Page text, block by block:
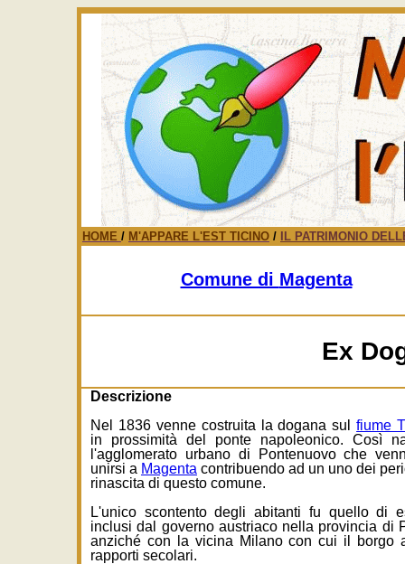
HOME / M'APPARE L'EST TICINO / IL PATRIMONIO
Comune di Magenta
Ex
Descrizione
Nel 1836 venne costruita la dogana sulfiume
in prossimità del ponte napoleonico. Così
l'agglomerato urbano di Pontenuovo che
unirsi a Magenta contribuendo ad un uno dei
rinascita di questo comune.
L'unico scontento degli abitanti fu quello di
inclusi dal governo austriaco nella provincia di
anziché con la vicina Milano con cui il borgo
rapporti secolari.